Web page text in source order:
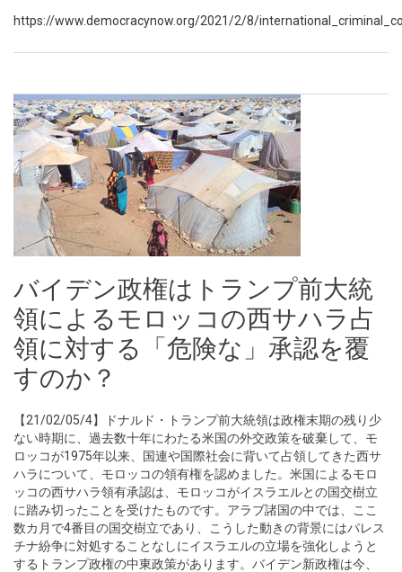
https://www.democracynow.org/2021/2/8/
バイデン政権はトランプ前大統
領によるモロッコの西サハラ占
領に対する「危険な」承認を覆
すのか？
【21/02/05/4】ドナルド・トランプ前大統領は政権末期の残り少
ない時期に、過去数十年にわたる米国の外交政策を破棄して、モ
ロッコが1975年以来、国連や国際社会に背いて占領してきた西サ
ハラについて、モロッコの領有権を認めました。米国によるモロ
ッコの西サハラ領有承認は、モロッコがイスラエルとの国交樹立
に踏み切ったことを受けたものです。アラブ諸国の中では、ここ
数カ月で4番目の国交樹立であり、こうした動きの背景にはパレス
チナ紛争に対処することなしにイスラエルの立場を強化しようと
するトランプ政権の中東政策があります。バイデン新政権は今、